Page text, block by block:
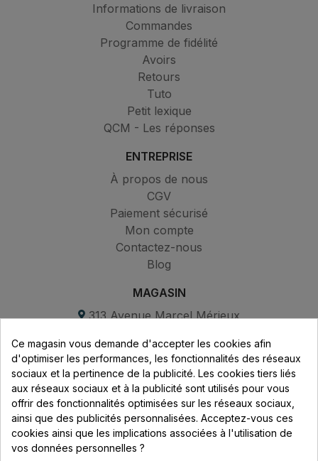
Informations de livraison
Commandes
Programme de fidélité
Avoirs
Retours
Tuto
Petit lexique
QCM - Les réponses
ENTREPRISE
À propos de nous
CGV
Paiement sécurisé
Mon compte
Contactez-nous
Blog
MAGASIN
313 Avenue Marcel Mérieux
69530 Brignais
Lundi au vendredi :
8h - 16h
uniquement sur Rendez-vous
CONTACT
Ce magasin vous demande d'accepter les cookies afin
d'optimiser les performances, les fonctionnalités des réseaux
sociaux et la pertinence de la publicité. Les cookies tiers liés
aux réseaux sociaux et à la publicité sont utilisés pour vous
offrir des fonctionnalités optimisées sur les réseaux sociaux,
ainsi que des publicités personnalisées. Acceptez-vous ces
cookies ainsi que les implications associées à l'utilisation de
vos données personnelles ?